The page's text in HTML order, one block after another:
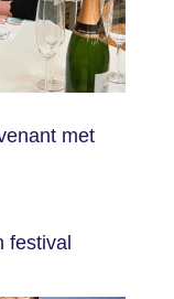
met
festival